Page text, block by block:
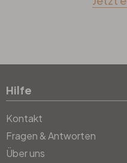
Hilfe
Kontakt
Fragen & Antworten
Über uns